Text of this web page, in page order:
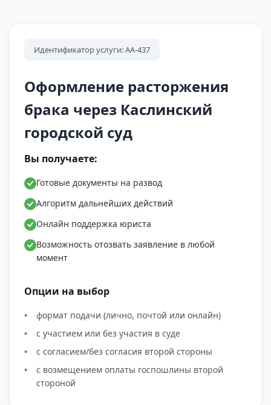
Идентификатор услуги: АА-437
Оформление расторжения
брака через Каслинский
городской суд
Вы получаете:
Готовые документы на развод
Алгоритм дальнейших действий
Онлайн поддержка юриста
Возможность отозвать заявление в любой
момент
Опции на выбор
формат подачи (лично, почтой или онлайн)
с участием или без участия в суде
с согласием/без согласия второй стороны
с возмещением оплаты госпошлины второй
стороной